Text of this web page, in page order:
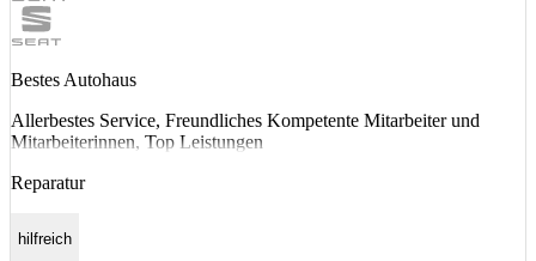
Bestes Autohaus
Allerbestes Service, Freundliches Kompetente Mitarbeiter und
Mitarbeiterinnen, Top Leistungen
Reparatur
hilfreich